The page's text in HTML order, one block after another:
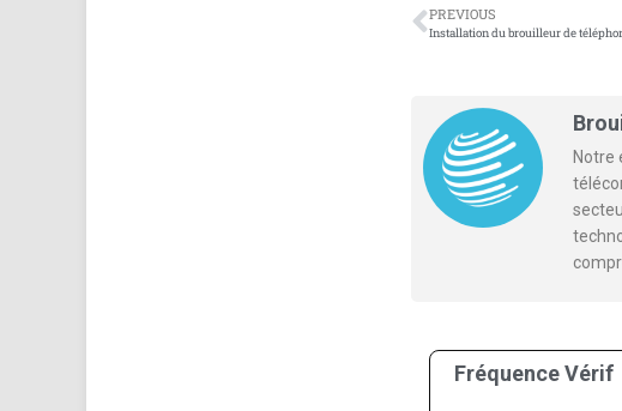
PREVIOUS
Notre
Fréquence Vérif